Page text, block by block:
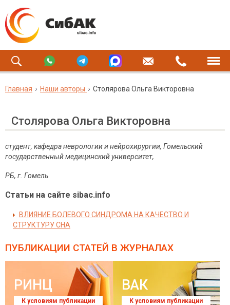
Главная Наши авторы Столярова Ольга Викторовна
Столярова Ольга Викторовна
студент, кафедра неврологии и нейрохирургии, Гомельский
государственный медицинский университет,
РБ, г. Гомель
Статьи на сайте sibac.info
ВЛИЯНИЕ БОЛЕВОГО СИНДРОМА НА КАЧЕСТВО И
СТРУКТУРУ СНА
ПУБЛИКАЦИИ СТАТЕЙ В ЖУРНАЛАХ
РИНЦ
К условиям публикации
ВАК
К условиям публикации